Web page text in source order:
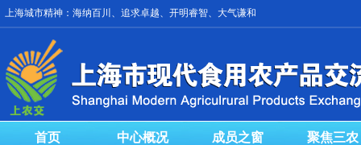
上海城市精神：海纳百川、追求卓越、开明睿智、大气谦和
首页 中心概况 成员之窗 聚焦三农